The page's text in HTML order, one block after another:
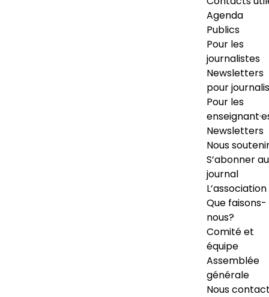
Agenda
Publics
Pour les
journalistes
Newsletters
pour
Pour les
Newsletters
Nous
S’abonner au
journal
L’association
Que faisons-
nous?
Comité et
équipe
Assemblée
générale
Nous